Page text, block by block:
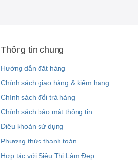
Thông tin chung
Hướng dẫn đặt hàng
Chính sách giao hàng & kiểm hàng
Chính sách đổi trả hàng
Chính sách bảo mật thông tin
Điều khoản sử dụng
Phương thức thanh toán
Hợp tác với Siêu Thị Làm Đẹp